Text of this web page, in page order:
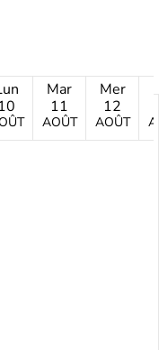
10
Mar
11
AOÛT
Mer
12
AOÛT